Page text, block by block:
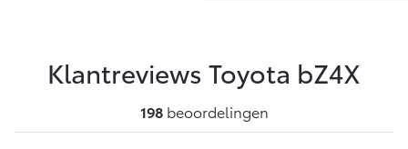
Klantreviews Toyota bZ4X
198beoordelingen